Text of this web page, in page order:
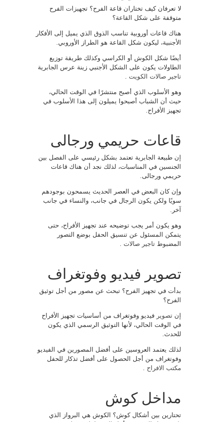
لا تعرفان كيف تختاران قاعة الفرح؟ تجهيزات الفرح
متوقفة على شكل القاعة؟
هناك قاعات أوروبية تناسب الذوق الذي يميل إلى الأفكار
الأجنبية، ليكون شكل القاعة هو الطراز الأوروبي.
أيضًا شكل الكوش أو الكراسي وكذلك طريقة توزيع
الطاولات يكون على الشكل الأجنبي زينة عرس الجابرية
تاجير صالات الكويت
وهو الأسلوب الذي أصبح منتشرًا في الوقت الحالي،
حيث أن الشباب أصبحوا يميلون إلى هذا الأسلوب في
تجهيز الأفراح.
قاعات حريمي ورجالى
إن طبيعة الجابرية تعتمد بشكل رئيسي على الفصل بين
الجنسين في المناسبات، لذلك نجد أن هناك قاعات
حريمي ورجالى.
وإن كان البعض في العصر الحديث يسمحون بوجودهم
سويًا ولكن يكون الرجال في جانب، والنساء في جانب
آخر.
وهو يكون أمر يجب توضيحه عند تجهيز الأفراح، حتى
يتمكن المسئول عن تنسيق الحفل بوضع التصور
المضبوط تاجير صالات
تصوير فيديو وفوتغراف
بدأت في تجهيز الفرح؟ تبحث عن مصور من أجل توثيق
الفرح؟
إن تصوير فيديو وفوتغراف من أساسيات تجهيز الأفراح
في الوقت الحالي، لأنها التوثيق الرسمي الذي يكون
للحدث.
لذلك يعتمد العروسين على أفضل المصورين في الفيديو
وفوتغراف من أجل الحصول على أفضل تذكار للحفل
مكتب الافراح
مداخل كوش
تحتارين بين أشكال كوش؟ الكوش هي البرواز الذي